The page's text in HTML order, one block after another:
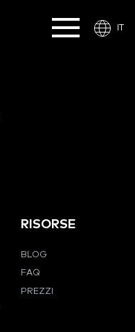
IT
RISORSE
BLOG
FAQ
PREZZI